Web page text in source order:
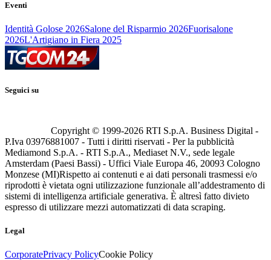
Eventi
Identità Golose 2026Salone del Risparmio 2026Fuorisalone
2026L'Artigiano in Fiera 2025
Seguici su
Copyright © 1999-2026 RTI S.p.A. Business Digital -
P.Iva 03976881007 - Tutti i diritti riservati - Per la pubblicità
Mediamond S.p.A. - RTI S.p.A., Mediaset N.V., sede legale
Amsterdam (Paesi Bassi) - Uffici Viale Europa 46, 20093 Cologno
Monzese (MI)Rispetto ai contenuti e ai dati personali trasmessi e/o
riprodotti è vietata ogni utilizzazione funzionale all’addestramento di
sistemi di intelligenza artificiale generativa. È altresì fatto divieto
espresso di utilizzare mezzi automatizzati di data scraping.
Legal
CorporatePrivacy PolicyCookie Policy